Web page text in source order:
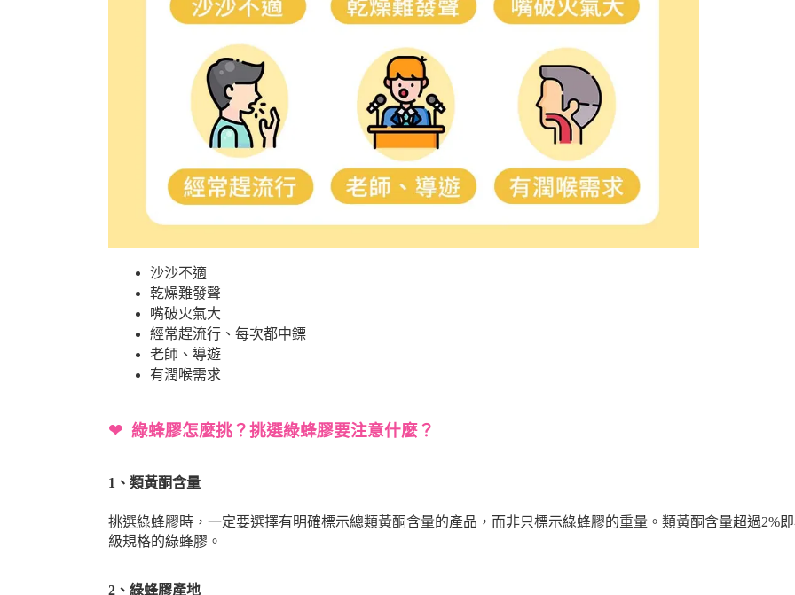
沙沙不適
乾燥難發聲
嘴破火氣大
經常趕流行、每次都中鏢
老師、導遊
有潤喉需求
❤ 綠蜂膠怎麼挑？挑選綠蜂膠要注意什麼？
1、類黃酮含量
挑選綠蜂膠時，一定要選擇有明確標示總類黃酮含量的產品，而非只標示綠蜂膠的重量。類黃酮含量超過2%
級規格的綠蜂膠。
2、綠蜂膠產地